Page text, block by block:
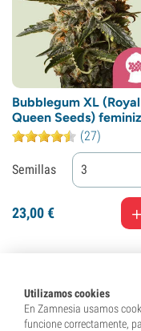
Bubblegum XL (Royal
Queen Seeds)
(27)
Semillas 3
23,00€
Utilizamos cookies
En Zamnesia usamos
funcione correctamente,